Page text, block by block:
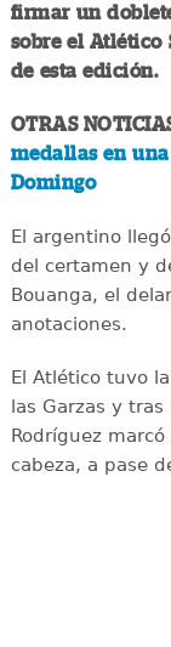
firmar un
sobre el Atlético
de esta edición.
OTRAS
medallas en
Domingo
El argentino
del certamen y
Bouanga, el
anotaciones.
El Atlético tuvo
las Garzas y
Rodríguez
cabeza, a pase